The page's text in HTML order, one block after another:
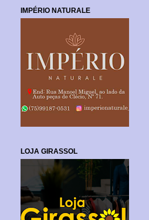
IMPÉRIO NATURALE
LOJA GIRASSOL